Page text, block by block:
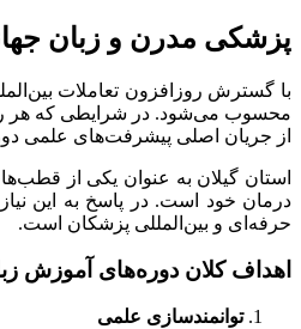
پزشکی مدرن و زبان
با گسترش روزافزون تعاملات
محسوب می‌شود. در شرایطی که هر روزه
از جریان اصلی پیشرفت‌های علمی دور
استان گیلان به عنوان یکی از
درمان خود است. در پاسخ به این
حرفه‌ای و بین‌المللی پزشکان است.
اهداف کلان دوره‌های آموزش
توانمندسازی علمی